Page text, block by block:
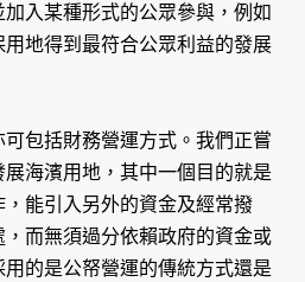
入某種形式的公眾參與，例如
地得到最符合公眾利益的發展
包括財務營運方式。我們正嘗
海濱用地，其中一個目的就是
能引入另外的資金及經常撥
而無須過分依賴政府的資金或
的是公帑營運的傳統方式還是